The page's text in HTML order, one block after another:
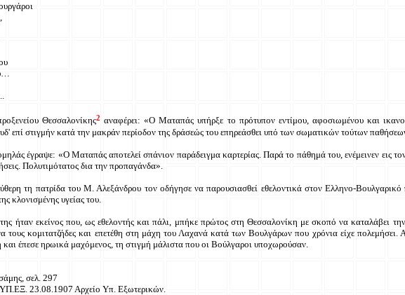
Θεσσαλονίκης2 αναφέρει: «Ο Ματαπάς υπήρξε το πρότυπον εντίμου, αφοσιωμένου και
επί στιγμήν κατά την μακράν περίοδον της δράσεώς του επηρεάσθει υπό των σωματικών τούτων
έγραψε: «Ο Ματαπάς αποτελεί σπάνιον παράδειγμα καρτερίας. Παρά το πάθημά του, ενέμεινεν εις
Πολυτιμότατος δια την προπαγάνδα».
τη πατρίδα του Μ. Αλεξάνδρου τον οδήγησε να παρουσιασθεί εθελοντικά στον Ελληνο-
κλονισμένης υγείας του.
ήταν εκείνος που, ως εθελοντής και πάλι, μπήκε πρώτος στη Θεσσαλονίκη με σκοπό να καταλάβει
τους κομιτατζήδες και επετέθη στη μάχη του Λαχανά κατά των Βουλγάρων που χρόνια είχε
και έπεσε ηρωικά μαχόμενος, τη στιγμή μάλιστα που οι Βούλγαροι υποχωρούσαν.
σελ. 297
23.08.1907 Αρχείο Υπ. Εξωτερικών.